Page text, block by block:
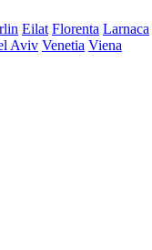
Eilat Florenta Larnaca
Aviv Venetia Viena